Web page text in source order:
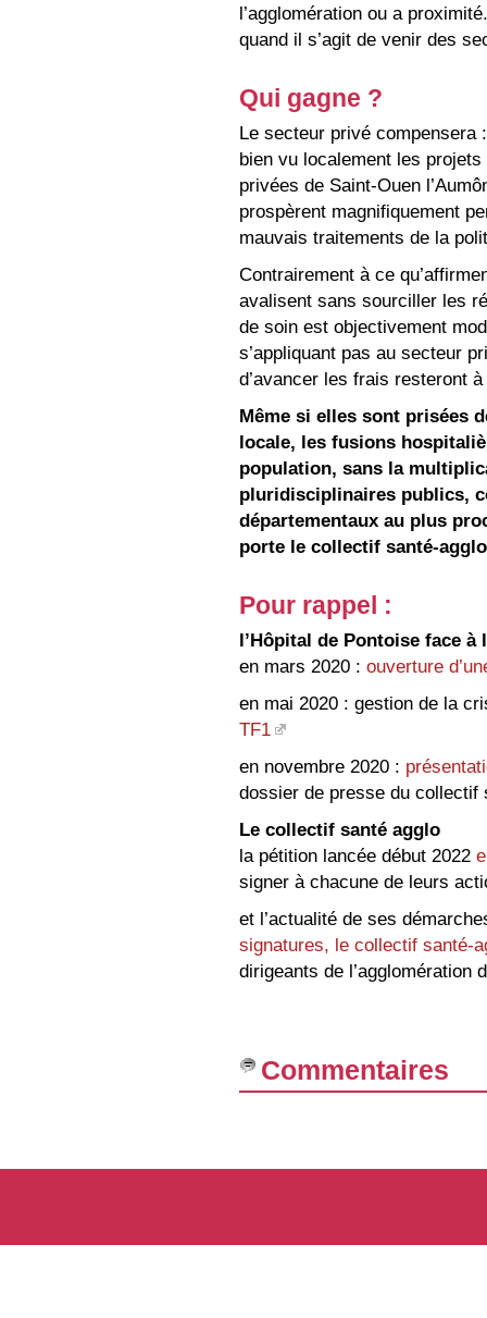
l’agglomération ou a
quand il s’agit de venir des
Qui gagne ?
Le secteur privé compensera
bien vu localement les
privées de Saint-Ouen
prospèrent magnifiquement
mauvais traitements de la
Contrairement à ce
avalisent sans sourciller les
de soin est objectivement
s’appliquant pas au secteur
d’avancer les frais resteront
Même si elles sont prisées
locale, les fusions
population, sans la
pluridisciplinaires publics,
départementaux au plus
porte le collectif santé-
Pour rappel :
l’Hôpital de Pontoise face à
en mars 2020 : ouverture
en mai 2020 : gestion de la
TF1
en novembre 2020 :
dossier de presse du collectif
Le collectif santé agglo
la pétition lancée début 2022
signer à chacune de leurs
et l’actualité de ses
signatures, le collectif santé-
dirigeants de l’agglomération
Commentaires